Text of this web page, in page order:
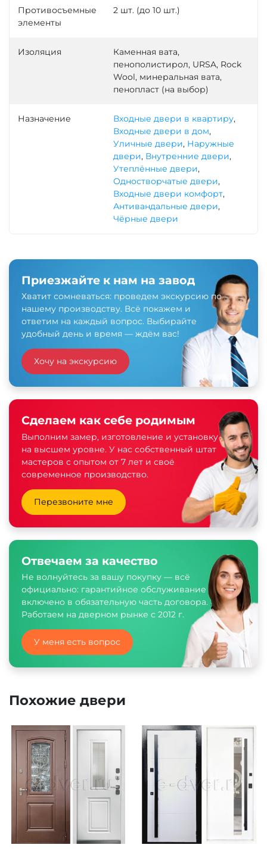
Противосъемные
элементы
2 шт. (до 10 шт.)
Изоляция
Каменная вата,
пенополистирол, URSA, Rock
Wool, минеральная вата,
пенопласт (на выбор)
Назначение Входные двери в квартиру,
Входные двери в дом,
Уличные двери, Наружные
двери, Внутренние двери,
Утеплённые двери,
Одностворчатые двери,
Входные двери комфорт,
Антивандальные двери,
Чёрные двери
Приезжайте к нам на завод
Хватит сомневаться: проведем экскурсию по
нашему производству. Всё покажем и
ответим на каждый вопрос. Выбирайте
удобный день и время — ждём вас!
Хочу на экскурсию
Сделаем как себе родимым
Выполним замер, изготовление и установку
на высшем уровне. У нас собственный штат
мастеров с опытом от 7 лет и своё
современное производство.
Перезвоните мне
Отвечаем за качество
Не волнуйтесь за вашу покупку — всё
официально: гарантийное обслуживание
включено в обязательную часть договора.
Работаем на дверном рынке с 2012 г.
У меня есть вопрос
Похожие двери